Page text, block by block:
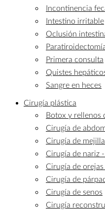
Incontinencia
Intestino irritable
Oclusión
Primera consulta
Quistes
Sangre en heces
Cirugía plástica
Botox y rellenos
Cirugía de
Cirugía de
Cirugía de nariz
Cirugía de
Cirugía de
Cirugía de senos
Cirugía